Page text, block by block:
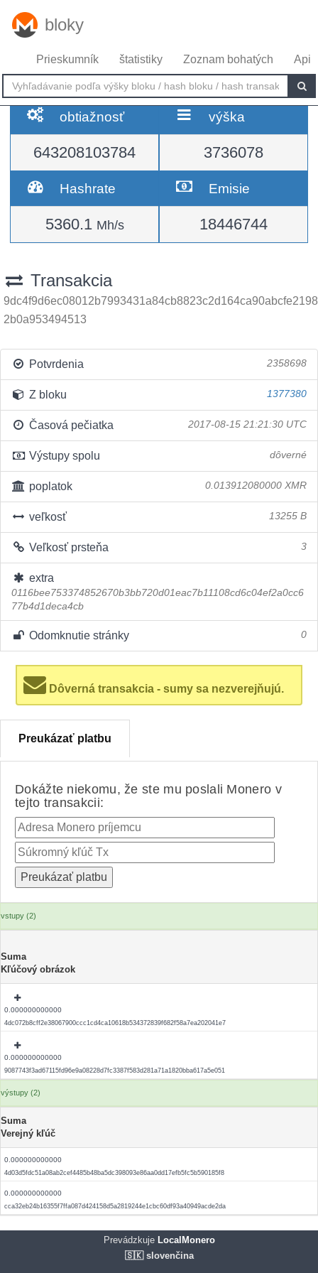
bloky
Prieskumník štatistiky Zoznam bohatých Api
obtiažnosť
643208103784
výška
3736078
Hashrate
5360.1 Mh/s
Emisie
18446744
Transakcia
9dc4f9d6ec08012b7993431a84cb8823c2d164ca90abcfe2198
2b0a953494513
Potvrdenia 2358698
Z bloku 1377380
Časová pečiatka 2017-08-15 21:21:30 UTC
Výstupy spolu dôverné
poplatok 0.013912080000 XMR
veľkosť 13255 B
Veľkosť prsteňa 3
extra
0116bee753374852670b3bb720d01eac7b11108cd6c04ef2a0cc6
77b4d1deca4cb
Odomknutie stránky 0
Dôverná transakcia - sumy sa nezverejňujú.
Preukázať platbu
Dokážte niekomu, že ste mu poslali Monero v
tejto transakcii:
vstupy (2)
Suma
Kľúčový obrázok
0.000000000000
4dc072b8cff2e38067900ccc1cd4ca10618b534372839f682f58a7ea202041e7
0.000000000000
9087743f3ad67115fd96e9a08228d7fc3387f583d281a71a1820bba617a5e051
výstupy (2)
Suma
Verejný kľúč
0.000000000000
4d03d5fdc51a08ab2cef4485b48ba5dc398093e86aa0dd17efb5fc5b590185f8
0.000000000000
cca32eb24b16355f7ffa087d424158d5a2819244e1cbc60df93a40949acde2da
PrevádzkujeLocalMonero
🇸🇰 slovenčina